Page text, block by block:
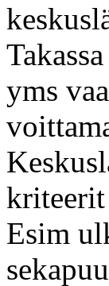
yms
kriteerit
Esim